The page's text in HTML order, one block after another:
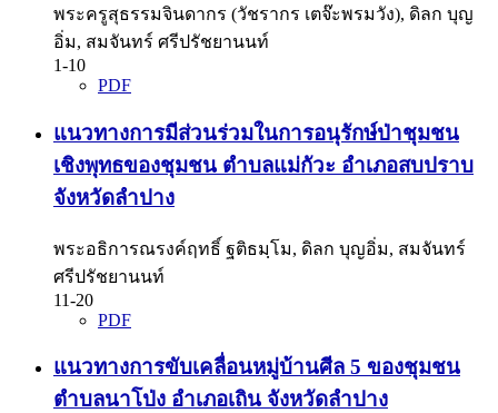
พระครูสุธรรมจินดากร (วัชรากร เตจ๊ะพรมวัง), ดิลก บุญ
อิ่ม, สมจันทร์ ศรีปรัชยานนท์
1-10
PDF
แนวทางการมีส่วนร่วมในการอนุรักษ์ป่าชุมชน
เชิงพุทธของชุมชน ตำบลแม่กัวะ อำเภอสบปราบ
จังหวัดลำปาง
พระอธิการณรงค์ฤทธิ์ ฐติธมฺโม, ดิลก บุญอิ่ม, สมจันทร์
ศรีปรัชยานนท์
11-20
PDF
แนวทางการขับเคลื่อนหมู่บ้านศีล 5 ของชุมชน
ตำบลนาโป่ง อำเภอเถิน จังหวัดลำปาง